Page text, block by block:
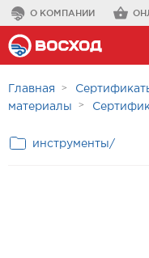
О КОМПАНИИ
Главная
материалы
инструменты/